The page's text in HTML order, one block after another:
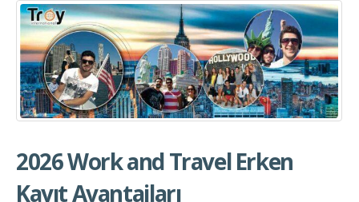
2026 Work and Travel Erken
Kayıt Avantajları